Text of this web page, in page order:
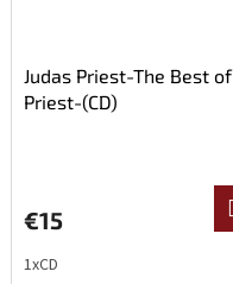
Judas Priest-The Best
Priest-(CD)
€15
1xCD